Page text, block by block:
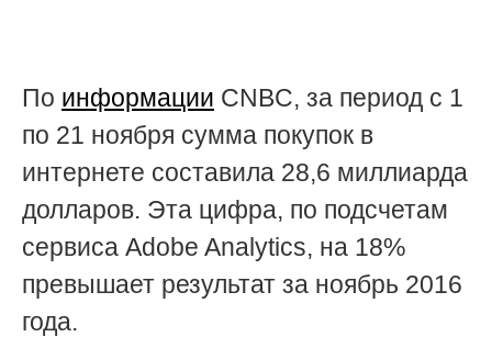
По информации CNBC, за период с 1
по 21 ноября сумма покупок в
интернете составила 28,6 миллиарда
долларов. Эта цифра, по подсчетам
сервиса Adobe Analytics, на 18%
превышает результат за ноябрь 2016
года.